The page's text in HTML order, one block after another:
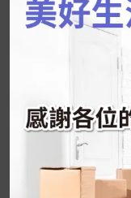
韓國人為什麼
推的MZ Diet
好吃的蛋白
年已經等不
享～
2026 過年禮
停用猛健樂
維持全攻略